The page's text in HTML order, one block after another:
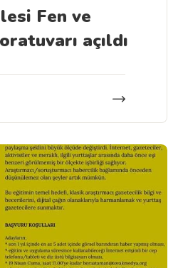
Fen ve
açıldı